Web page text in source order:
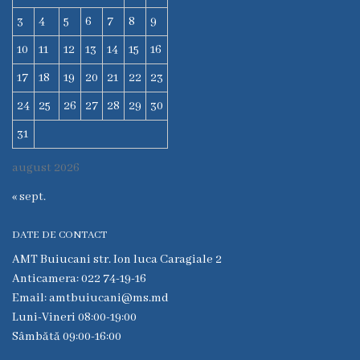
6
Secţia
medicina
de
familie
nr.1
medicina
nr.2
Serviciul
Consultativ
Centrul
august 2026
3
4 5 6 7 8
9
10
11 12 13 14 15
16
17
18 19 20 21 22
23
24
25 26 27 28 29
30
31
« sept.
DATE DE CONTACT
AMT Buiucani str. Ion luca Caragiale 2
Anticamera: 022 74-19-16
Email: amtbuiucani@ms.md
Luni-Vineri 08:00-19:00
Sâmbătă 09:00-16:00